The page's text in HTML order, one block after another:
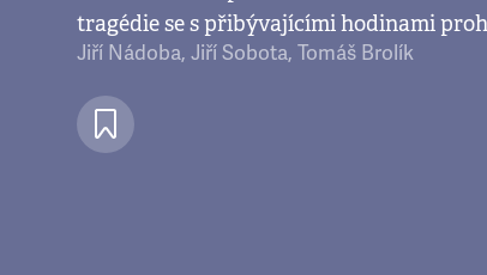
tragédie se s přibývajícími hodinami
Jiří Nádoba, Jiří Sobota, Tomáš Brolík